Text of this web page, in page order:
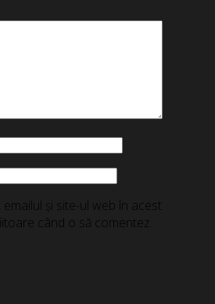
și site-ul web în acest
când o să comentez.